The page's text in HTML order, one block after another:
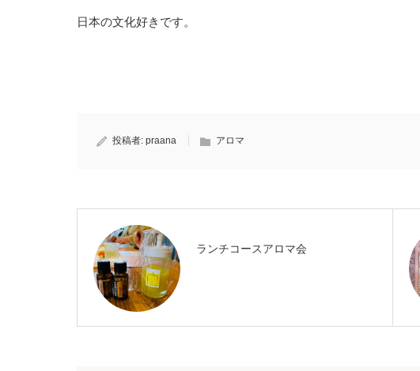
日本の文化好きです。
投稿者: praana アロマ
ランチコースアロマ会